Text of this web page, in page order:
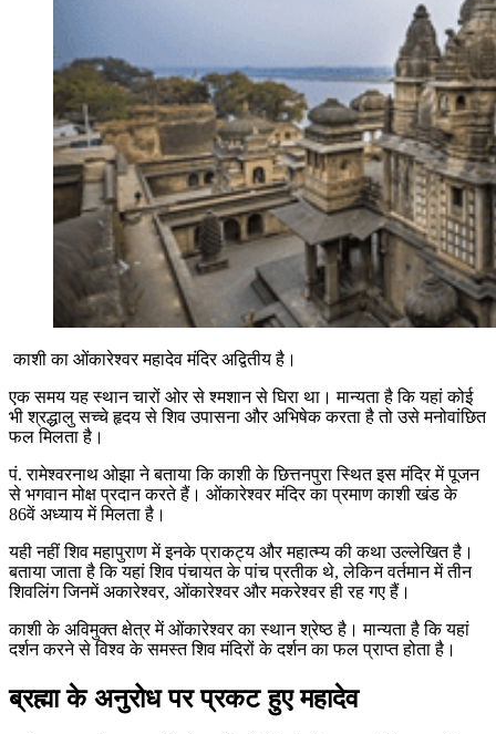
काशी का ओंकारेश्वर महादेव मंदिर अद्वितीय है।
एक समय यह स्थान चारों ओर से श्मशान से घिरा था। मान्यता है कि यहां कोई
भी श्रद्धालु सच्चे हृदय से शिव उपासना और अभिषेक करता है तो उसे मनोवांछित
फल मिलता है।
पं. रामेश्वरनाथ ओझा ने बताया कि काशी के छित्तनपुरा स्थित इस मंदिर में पूजन
से भगवान मोक्ष प्रदान करते हैं। ओंकारेश्वर मंदिर का प्रमाण काशी खंड के
86वें अध्याय में मिलता है।
यही नहीं शिव महापुराण में इनके प्राकट्य और महात्म्य की कथा उल्लेखित है।
बताया जाता है कि यहां शिव पंचायत के पांच प्रतीक थे, लेकिन वर्तमान में तीन
शिवलिंग जिनमें अकारेश्वर, ओंकारेश्वर और मकरेश्वर ही रह गए हैं।
काशी के अविमुक्त क्षेत्र में ओंकारेश्वर का स्थान श्रेष्ठ है। मान्यता है कि यहां
दर्शन करने से विश्व के समस्त शिव मंदिरों के दर्शन का फल प्राप्त होता है।
ब्रह्मा के अनुरोध पर प्रकट हुए महादेव